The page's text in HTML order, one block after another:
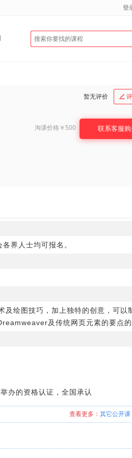
暂无评价 
淘课价格 ￥500 联系客服
界人士均可报名。
绘图技巧，加上独特的创意，可以
及传统网页元素的要点的
办的资格认证，全国承认
查看更多： 其它公开课
登